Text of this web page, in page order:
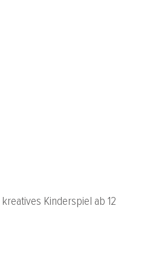
Kinderspiel ab 12